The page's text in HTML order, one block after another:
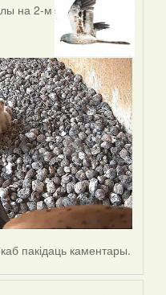
на 2-м
каб пакідаць каментары.